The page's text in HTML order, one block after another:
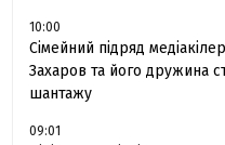
10:00
Сімейний підряд
Захаров та його дружина
шантажу
09:01